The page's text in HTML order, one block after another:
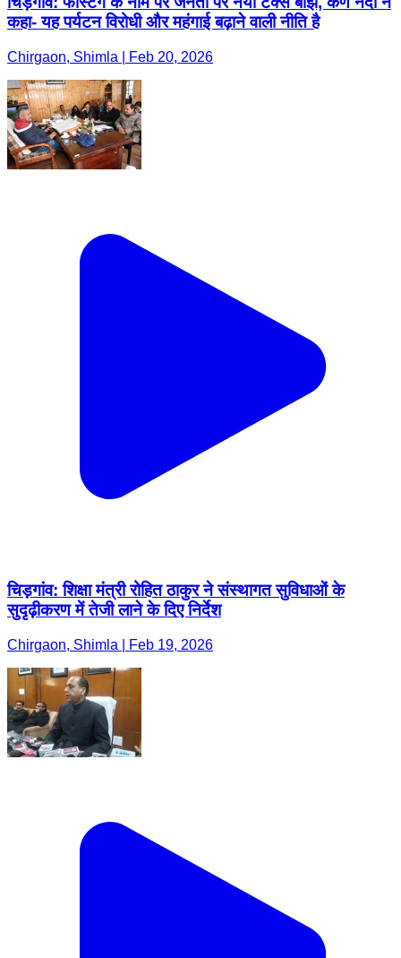
कहा- यह पर्यटन विरोधी और महंगाई बढ़ाने वाली नीति है
Chirgaon, Shimla | Feb 20, 2026
चिड़गांव: शिक्षा मंत्री रोहित ठाकुर ने संस्थागत सुविधाओं के
सुदृढ़ीकरण में तेजी लाने के दिए निर्देश
Chirgaon, Shimla | Feb 19, 2026